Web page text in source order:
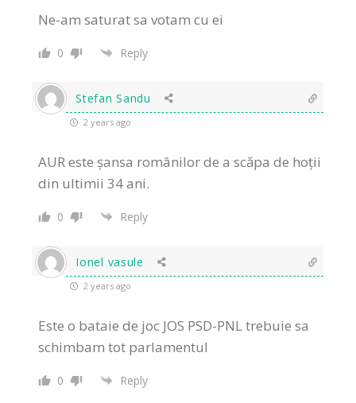
Ne-am saturat sa votam cu ei
0 Reply
Stefan Sandu
2 years ago
AUR este șansa românilor de a scăpa de hoții
din ultimii 34 ani.
0 Reply
Ionel vasule
2 years ago
Este o bataie de joc JOS PSD-PNL trebuie sa
schimbam tot parlamentul
0 Reply